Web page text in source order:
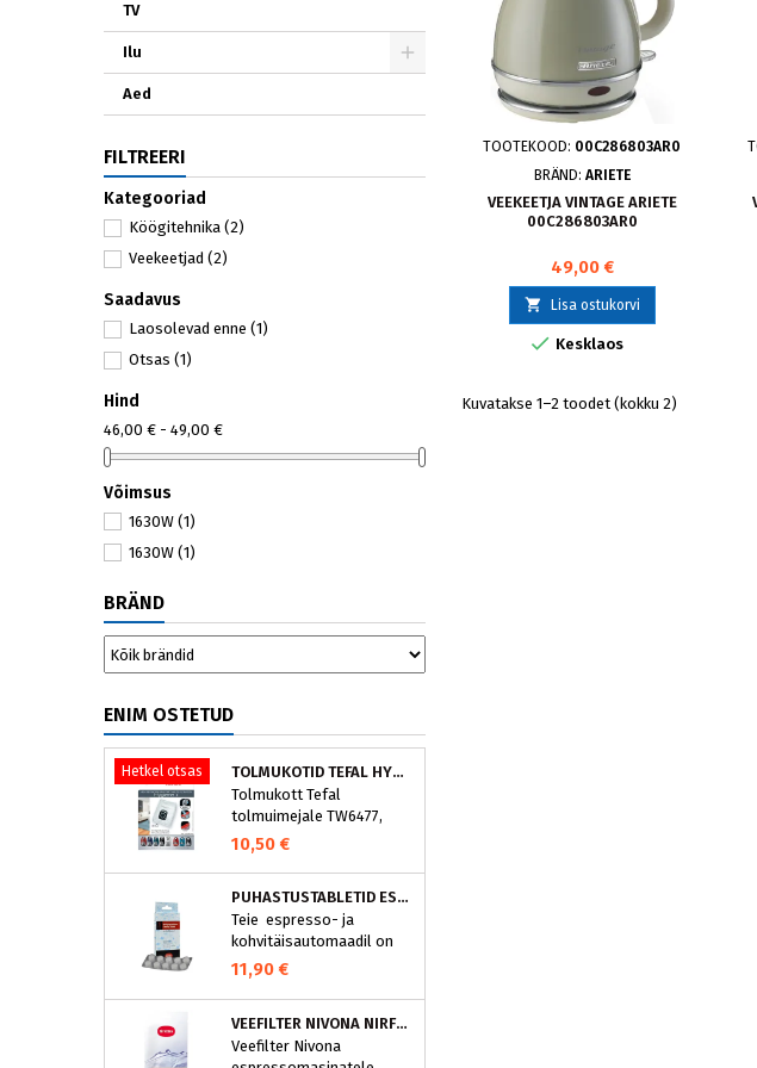
TV
Ilu
Aed
FILTREERI
Kategooriad
Köögitehnika (2)
Veekeetjad (2)
Saadavus
Laosolevad enne (1)
Otsas (1)
Hind
46,00 € - 49,00 €
Võimsus
1630W (1)
1630W (1)
BRÄND
ENIM OSTETUD
Hetkel otsas
TOLMUKOTID TEFAL HYGIENE+ ZR200540 (4 TK)
Tolmukott Tefal
tolmuimejale TW6477,
TW6886..
10,50 €
PUHASTUSTABLETID ESPRESSOMASINALE, NIVONA 390701200
Teie espresso- ja
kohvitäisautomaadil on
integreeritud
puhastusprogramm.
NIVONA puhastustabletid
on loodud spetsiaalselt
selle programmi jaoks ja
11,90 €
VEEFILTER NIVONA NIRF701
Veefilter Nivona
TOOTEKOOD: 00C286803AR0
BRÄND: ARIETE
VEEKEETJA VINTAGE ARIETE
00C286803AR0
49,00 €
 Lisa ostukorvi
 Kesklaos
Kuvatakse 1–2 toodet (kokku 2)